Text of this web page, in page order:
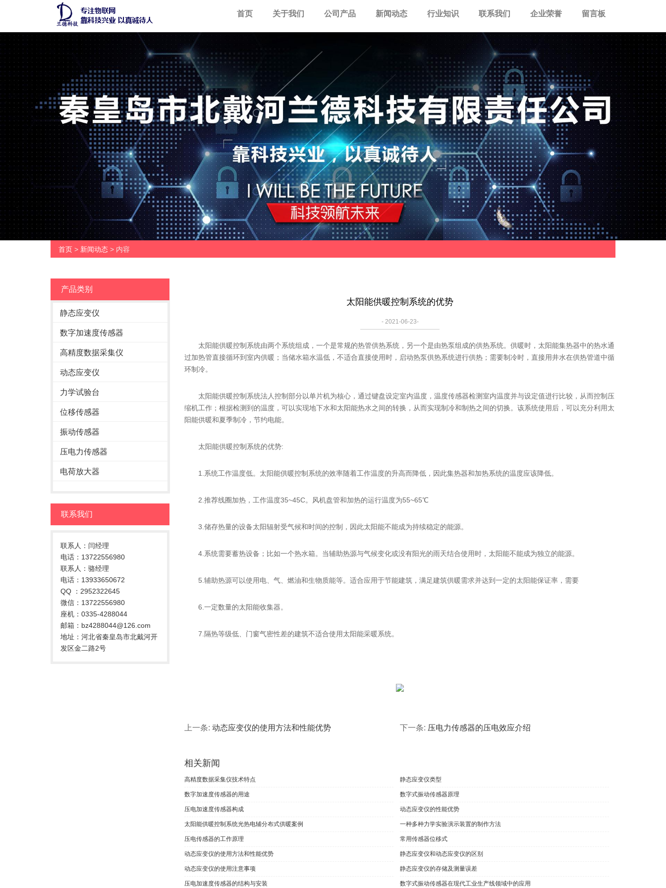
首页 关于我们 公司产品 新闻动态 行业知识 联系我们 企业荣誉 留言板
首页 > 新闻动态 > 内容
产品类别
静态应变仪
数字加速度传感器
高精度数据采集仪
动态应变仪
力学试验台
位移传感器
振动传感器
压电力传感器
电荷放大器
联系我们
联系人：闫经理
电话：13722556980
联系人：骆经理
电话：13933650672
QQ ：2952322645
微信：13722556980
座机：0335-4288044
邮箱：bz4288044@126.com
地址：河北省秦皇岛市北戴河开
发区金二路2号
太阳能供暖控制系统的优势
- 2021-06-23-
太阳能供暖控制系统由两个系统组成，一个是常规的热管供热系统，另一个是由热泵组成的供热系统。供暖时，太阳能集热器中的热水通
过加热管直接循环到室内供暖；当储水箱水温低，不适合直接使用时，启动热泵供热系统进行供热；需要制冷时，直接用井水在供热管道中循
环制冷。
太阳能供暖控制系统法人控制部分以单片机为核心，通过键盘设定室内温度，温度传感器检测室内温度并与设定值进行比较，从而控制压
缩机工作；根据检测到的温度，可以实现地下水和太阳能热水之间的转换，从而实现制冷和制热之间的切换。该系统使用后，可以充分利用太
阳能供暖和夏季制冷，节约电能。
太阳能供暖控制系统的优势:
1.系统工作温度低。太阳能供暖控制系统的效率随着工作温度的升高而降低，因此集热器和加热系统的温度应该降低。
2.推荐线圈加热，工作温度35~45C。风机盘管和加热的运行温度为55~65℃
3.储存热量的设备太阳辐射受气候和时间的控制，因此太阳能不能成为持续稳定的能源。
4.系统需要蓄热设备；比如一个热水箱。当辅助热源与气候变化或没有阳光的雨天结合使用时，太阳能不能成为独立的能源。
5.辅助热源可以使用电、气、燃油和生物质能等。适合应用于节能建筑，满足建筑供暖需求并达到一定的太阳能保证率，需要
6.一定数量的太阳能收集器。
7.隔热等级低、门窗气密性差的建筑不适合使用太阳能采暖系统。
上一条: 动态应变仪的使用方法和性能优势 下一条: 压电力传感器的压电效应介绍
相关新闻
高精度数据采集仪技术特点 静态应变仪类型
数字加速度传感器的用途 数字式振动传感器原理
压电加速度传感器构成 动态应变仪的性能优势
太阳能供暖控制系统光热电辅分布式供暖案例 一种多种力学实验演示装置的制作方法
压电传感器的工作原理 常用传感器位移式
动态应变仪的使用方法和性能优势 静态应变仪和动态应变仪的区别
动态应变仪的使用注意事项 静态应变仪的存储及测量误差
压电加速度传感器的结构与安装 数字式振动传感器在现代工业生产线领域中的应用